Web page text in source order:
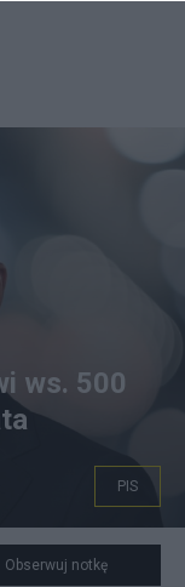
ws. 500
PIS
Obserwuj notkę